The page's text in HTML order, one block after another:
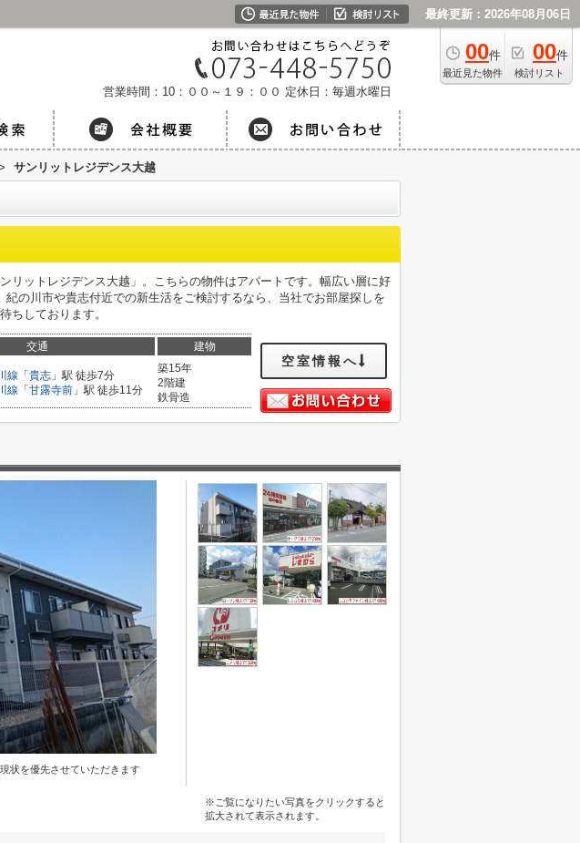
最終更新：2026年08月06日
00件
最近見た物件
00件
検討リスト
営業時間：10：００～１９：００ 定休日：毎週水曜日
サンリットレジデンス大越
リットレジデンス大越」。こちらの物件はアパートです。幅広い層に好
の川市や貴志付近での新生活をご検討するなら、当社でお部屋探しを
ちしております。
交通 建物
線 「 貴志 」駅 徒歩7分
線 「 甘露寺前 」駅 徒歩11分
築15年
2階建
鉄骨造
空室情報へ
状を優先させていただきます
※ご覧になりたい写真をクリックすると
拡大されて表示されます。